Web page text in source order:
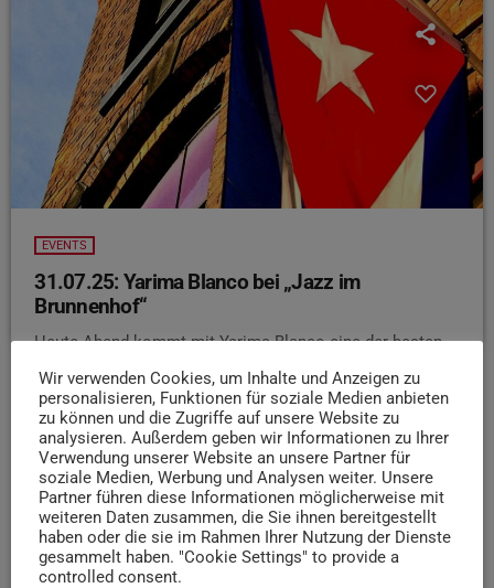
EVENTS
31.07.25: Yarima Blanco bei „Jazz im
Brunnenhof“
Heute Abend kommt mit Yarima Blanco eine der besten
Tres Cubano-Spielerinnen weltweit nach Trier - zu ,,Jazz
im Brunnenhof"
Mit ihrer Band bringt sie kubanische
Timba-Einflüsse zusammen mit grooviger Bassmusik auf
die Bühne
Wer also Lust hat unter dem Abendhimmel
zu Salsa oder Cha Cha Cha zu tanzen und echten
lateinamerikanischen Flair zu erleben, sollte sich diesen
Abend nicht entgehen lassen. Beginn ist um 20 Uhr,
Einlass ab 19 Uhr. Tickets gibt’ s bei der Tourist-
Information an der […]
Wir verwenden Cookies, um Inhalte und Anzeigen zu
personalisieren, Funktionen für soziale Medien anbieten
zu können und die Zugriffe auf unsere Website zu
analysieren. Außerdem geben wir Informationen zu Ihrer
Verwendung unserer Website an unsere Partner für
soziale Medien, Werbung und Analysen weiter. Unsere
Partner führen diese Informationen möglicherweise mit
weiteren Daten zusammen, die Sie ihnen bereitgestellt
haben oder die sie im Rahmen Ihrer Nutzung der Dienste
gesammelt haben. "Cookie Settings" to provide a
controlled consent.